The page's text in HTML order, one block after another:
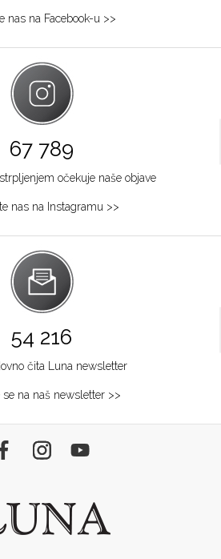
nas na Facebook-u >>
67 789
očekuje naše objave
nas na Instagramu >>
54 216
čita Luna newsletter
se na naš newsletter >>